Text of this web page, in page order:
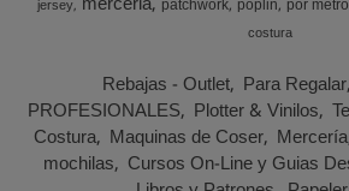
jersey
patchwork poplin por
costura
Rebajas - Outlet Para Regalar
PROFESIONALES Plotter & Vinilos
Costura Maquinas de Coser Mercería
mochilas Cursos On-Line y Guias